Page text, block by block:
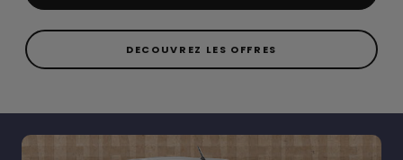
DECOUVREZ LES OFFRES